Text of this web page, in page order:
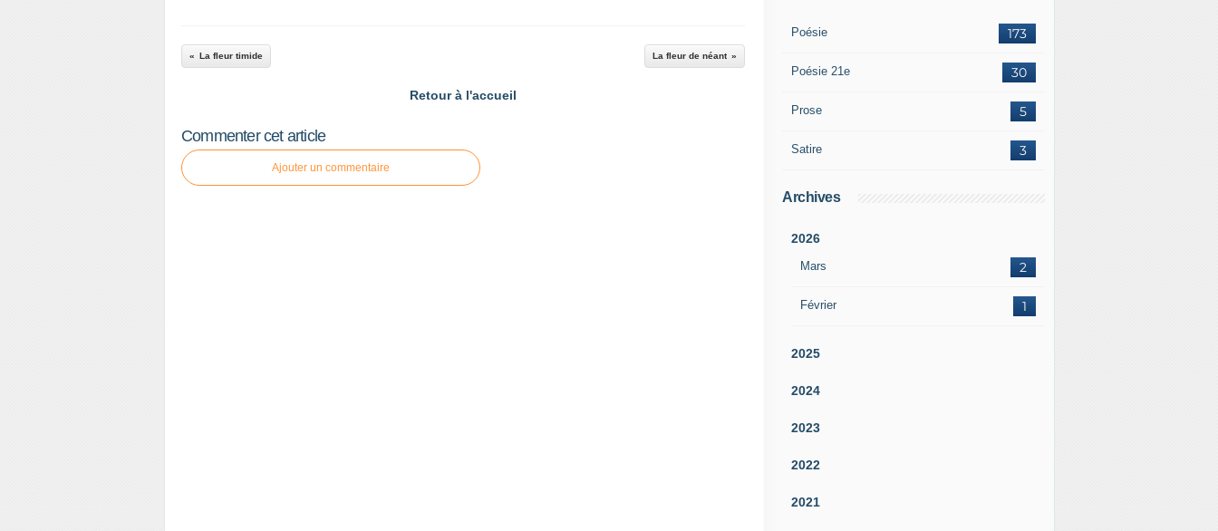
La fleur timide La fleur de néant
Retour à l'accueil
Commenter cet article
Ajouter un commentaire
173
Poésie
30
Poésie 21e
5
Prose
3
Satire
Archives
2026
Mars 2
Février 1
2025
2024
2023
2022
2021